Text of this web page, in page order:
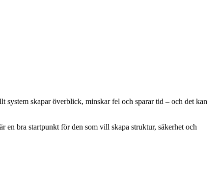
system skapar överblick, minskar fel och sparar tid – och det kan
en bra startpunkt för den som vill skapa struktur, säkerhet och